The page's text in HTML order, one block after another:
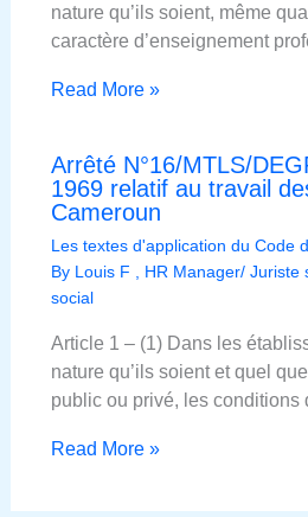
nature qu’ils soient, même
caractère d’enseignement
Read More »
Arrêté N°16/MTLS/
1969 relatif au travail
Cameroun
Les textes d'application du Code
By Louis F , HR Manager/ Juriste
social
Article 1 – (1) Dans les
nature qu’ils soient et quel
public ou privé, les
Read More »